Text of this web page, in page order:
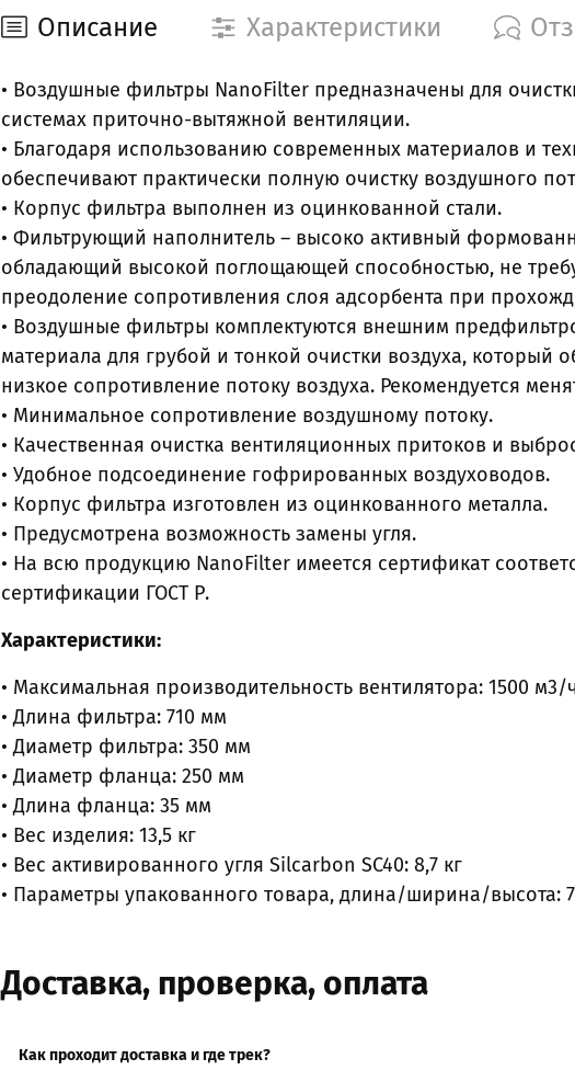
Описание Характеристики
• Воздушные фильтры NanoFilter предназначены для
системах приточно-вытяжной вентиляции.
• Благодаря использованию современных материалов и
обеспечивают практически полную очистку воздушного
• Корпус фильтра выполнен из оцинкованной стали.
• Фильтрующий наполнитель – высоко активный
обладающий высокой поглощающей способностью, не
преодоление сопротивления слоя адсорбента при
• Воздушные фильтры комплектуются внешним
материала для грубой и тонкой очистки воздуха, который
низкое сопротивление потоку воздуха. Рекомендуется
• Минимальное сопротивление воздушному потоку.
• Качественная очистка вентиляционных притоков и
• Удобное подсоединение гофрированных воздуховодов.
• Корпус фильтра изготовлен из оцинкованного металла.
• Предусмотрена возможность замены угля.
• На всю продукцию NanoFilter имеется сертификат
сертификации ГОСТ Р.
Характеристики:
• Максимальная производительность вентилятора: 1500 м3/
• Длина фильтра: 710 мм
• Диаметр фильтра: 350 мм
• Диаметр фланца: 250 мм
• Длина фланца: 35 мм
• Вес изделия: 13,5 кг
• Вес активированного угля Silcarbon SC40: 8,7 кг
• Параметры упакованного товара, длина/ширина/высота:
Доставка, проверка, оплата
Как проходит доставка и где трек?